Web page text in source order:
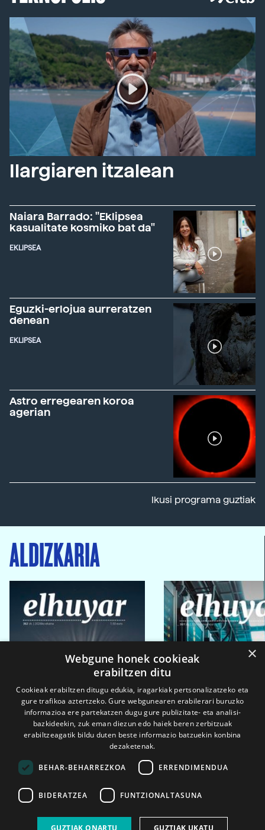
Ilargiaren itzalean
Naiara Barrado: "Eklipsea
kasualitate kosmiko bat da"
EKLIPSEA
Eguzki-erlojua aurreratzen
denean
EKLIPSEA
Astro erregearen koroa
agerian
Ikusi programa guztiak
ALDIZKARIA
2026ko eka. 1a 2026ko mar. 1a
×
Webgune honek cookieak
erabiltzen ditu
Cookieak erabiltzen ditugu edukia, iragarkiak pertsonalizatzeko eta
gure trafikoa aztertzeko. Gure webgunearen erabilerari buruzko
informazioa ere partekatzen dugu gure publizitate- eta analisi-
bazkideekin, zuk eman diezun edo haiek beren zerbitzuak
erabiltzeagatik bildu duten beste informazio batzuekin konbina
dezaketenak.
BEHAR-BEHARREZKOA ERRENDIMENDUA
BIDERATZEA FUNTZIONALTASUNA
GUZTIAK ONARTU GUZTIAK UKATU